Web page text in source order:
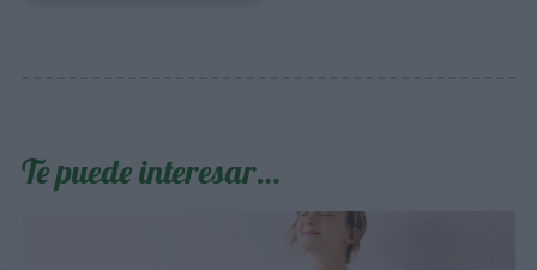
Te puede interesar…